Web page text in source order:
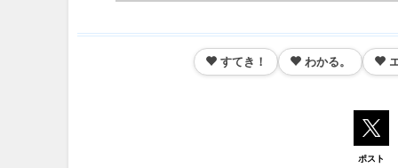
すてき！ わかる。
ポスト